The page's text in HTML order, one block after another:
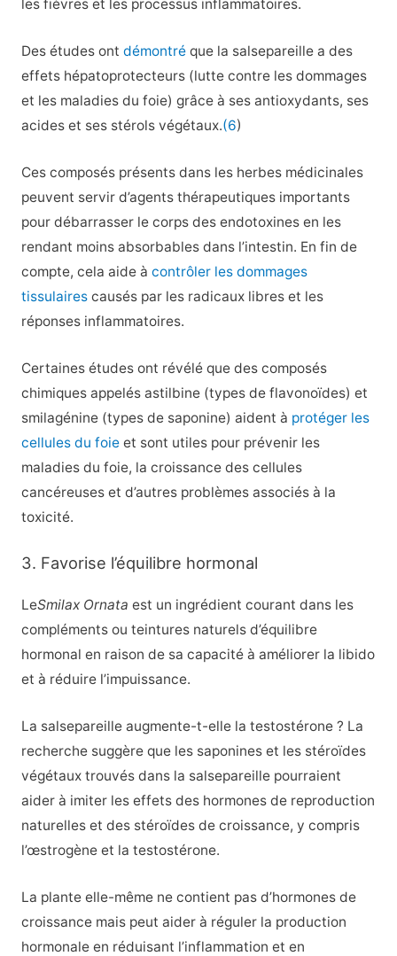
les fièvres et les processus inflammatoires.
Des études ont démontréque la salsepareille a des
effets hépatoprotecteurs (lutte contre les dommages
et les maladies du foie) grâce à ses antioxydants, ses
acides et ses stérols végétaux.(6)
Ces composés présents dans les herbes médicinales
peuvent servir d’agents thérapeutiques importants
pour débarrasser le corps des endotoxines en les
rendant moins absorbables dans l’intestin. En fin de
compte, cela aide à contrôler les dommages
tissulairescausés par les radicaux libres et les
réponses inflammatoires.
Certaines études ont révélé que des composés
chimiques appelés astilbine (types de flavonoïdes) et
smilagénine (types de saponine) aident à protéger les
cellules du foieet sont utiles pour prévenir les
maladies du foie, la croissance des cellules
cancéreuses et d’autres problèmes associés à la
toxicité.
3. Favorise l’équilibre hormonal
LeSmilax Ornata est un ingrédient courant dans les
compléments ou teintures naturels d’équilibre
hormonal en raison de sa capacité à améliorer la libido
et à réduire l’impuissance.
La salsepareille augmente-t-elle la testostérone ? La
recherche suggère que les saponines et les stéroïdes
végétaux trouvés dans la salsepareille pourraient
aider à imiter les effets des hormones de reproduction
naturelles et des stéroïdes de croissance, y compris
l’œstrogène et la testostérone.
La plante elle-même ne contient pas d’hormones de
croissance mais peut aider à réguler la production
hormonale en réduisant l’inflammation et en